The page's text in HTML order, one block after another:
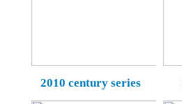
2010 century series